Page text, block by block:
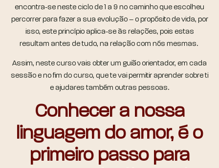
encontra-se neste ciclo de 1 a 9 no caminho que escolheu
percorrer para fazer a sua evolução – o propósito de vida, por
isso, este princípio aplica-se às relações, pois estas
resultam antes de tudo, na relação com nós mesmas.
Assim, neste curso vais obter um guião orientador, em cada
sessão e no fim do curso, que te vai permitir aprender sobre ti
e ajudares também outras pessoas.
Conhecer a nossa
linguagem do amor, é o
primeiro passo para